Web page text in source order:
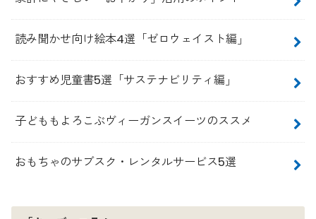
読み聞かせ向け絵本4選「ゼロウェイスト編」
おすすめ児童書5選「サステナビリティ編」
子どももよろこぶヴィーガンスイーツのススメ
おもちゃのサブスク・レンタルサービス5選